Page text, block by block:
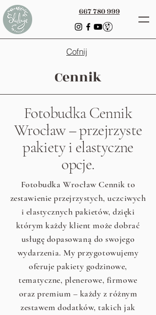
667 780 999
Cofnij
Cennik
Fotobudka Cennik
Wrocław – przejrzyste
pakiety i elastyczne
opcje.
Fotobudka Wrocław Cennik to
zestawienie przejrzystych, uczciwych
i elastycznych pakietów, dzięki
którym każdy klient może dobrać
usługę dopasowaną do swojego
wydarzenia. My przygotowujemy
oferuje pakiety godzinowe,
tematyczne, plenerowe, firmowe
oraz premium – każdy z różnym
zestawem dodatków, takich jak